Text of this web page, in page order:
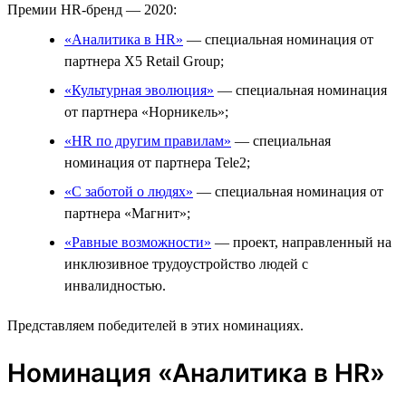
Премии HR-бренд — 2020:
«Аналитика в HR» — специальная номинация от
партнера X5 Retail Group;
«Культурная эволюция» — специальная номинация
от партнера «Норникель»;
«HR по другим правилам» — специальная
номинация от партнера Tele2;
«С заботой о людях» — специальная номинация от
партнера «Магнит»;
«Равные возможности» — проект, направленный на
инклюзивное трудоустройство людей с
инвалидностью.
Представляем победителей в этих номинациях.
Номинация «Аналитика в HR»